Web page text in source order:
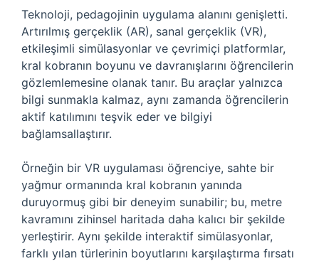
Teknoloji, pedagojinin uygulama alanını genişletti.
Artırılmış gerçeklik (AR), sanal gerçeklik (VR),
etkileşimli simülasyonlar ve çevrimiçi platformlar,
kral kobranın boyunu ve davranışlarını öğrencilerin
gözlemlemesine olanak tanır. Bu araçlar yalnızca
bilgi sunmakla kalmaz, aynı zamanda öğrencilerin
aktif katılımını teşvik eder ve bilgiyi
bağlamsallaştırır.
Örneğin bir VR uygulaması öğrenciye, sahte bir
yağmur ormanında kral kobranın yanında
duruyormuş gibi bir deneyim sunabilir; bu, metre
kavramını zihinsel haritada daha kalıcı bir şekilde
yerleştirir. Aynı şekilde interaktif simülasyonlar,
farklı yılan türlerinin boyutlarını karşılaştırma fırsatı